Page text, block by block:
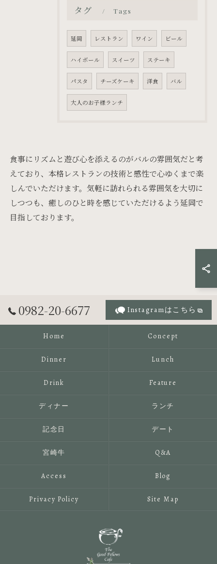
タグ Tags
延岡 レストラン ワイン ビール
ハイボール スイーツ ステーキ
パスタ チーズケーキ 洋食 バル
大人のお子様ランチ
食事にリズムと遊び心を添えるのがバルの雰囲気だと考
えており、本格レストランの技術と感性で心ゆくまで楽
しんでいただけます。気軽に訪れられる雰囲気を大切に
しつつも、癒しのひと時を感じていただけるよう延岡で
目指しております。
0982-20-6677 Instagramはこちら
Home Concept
Dinner Lunch
Drink Feature
ディナー ランチ
記念日 デート
宮崎牛 Q&A
Access Blog
Privacy Policy Site Map